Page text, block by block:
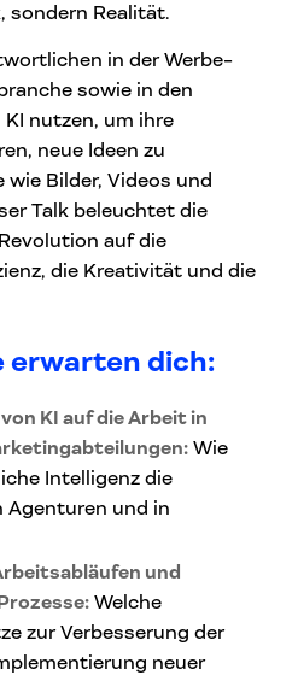
sondern Realität.
in der Werbe-
sowie in den
nutzen, um ihre
neue Ideen zu
Bilder, Videos und
Talk beleuchtet die
auf die
die Kreativität und die
erwarten dich:
KI auf die Arbeit in
Wie
Intelligenz die
Agenturen und in
und
Welche
zur Verbesserung der
neuer